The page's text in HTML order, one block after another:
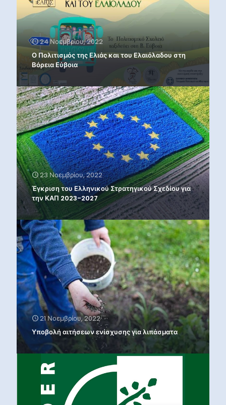
24 Νοεμβρίου, 2022
Ο Πολιτισμός της Ελιάς και του Ελαιόλαδου στη
Βόρεια Εύβοια
23 Νοεμβρίου, 2022
Έγκριση του Ελληνικού Στρατηγικού Σχεδίου για
την ΚΑΠ 2023-2027
21 Νοεμβρίου, 2022
Υποβολή αιτήσεων ενίσχυσης για λιπάσματα